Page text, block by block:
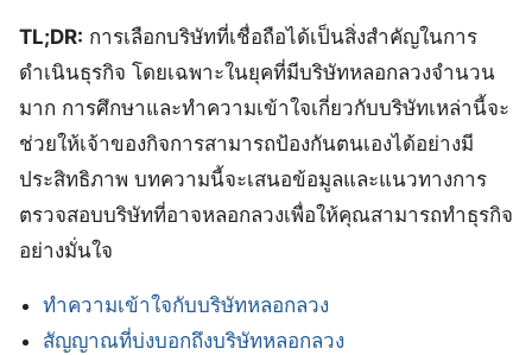
TL;DR: การเลือกบริษัทที่เชื่อถือได้เป็นสิ่งสำคัญในการ
ดำเนินธุรกิจ โดยเฉพาะในยุคที่มีบริษัทหลอกลวงจำนวน
มาก การศึกษาและทำความเข้าใจเกี่ยวกับบริษัทเหล่านี้จะ
ช่วยให้เจ้าของกิจการสามารถป้องกันตนเองได้อย่างมี
ประสิทธิภาพ บทความนี้จะเสนอข้อมูลและแนวทางการ
ตรวจสอบบริษัทที่อาจหลอกลวงเพื่อให้คุณสามารถทำธุรกิจ
อย่างมั่นใจ
ทำความเข้าใจกับบริษัทหลอกลวง
สัญญาณที่บ่งบอกถึงบริษัทหลอกลวง